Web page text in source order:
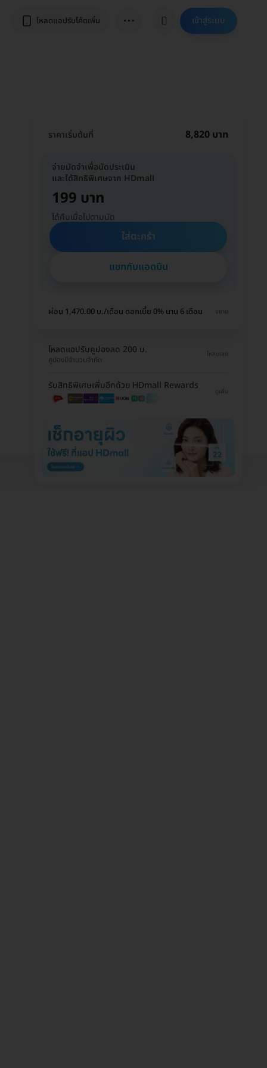
โหลดแอปรับโค้ดเพิ่ม ⋯ เข้าสู่ระบบ
ราคาเริ่มต้นที่ 8,820 บาท
จ่ายมัดจำเพื่อนัดประเมิน
และได้สิทธิพิเศษจาก HDmall
199 บาท
ได้คืนเมื่อไปตามนัด
ใส่ตะกร้า
แชทกับแอดมิน
ผ่อน 1,470.00 บ./เดือน ดอกเบี้ย 0% นาน 6 เดือน ขยาย
โหลดแอปรับคูปองลด 200 บ.
คูปองมีจำนวนจำกัด
โหลดเลย
รับสิทธิพิเศษเพิ่มอีกด้วย HDmall Rewards
ดูเพิ่ม